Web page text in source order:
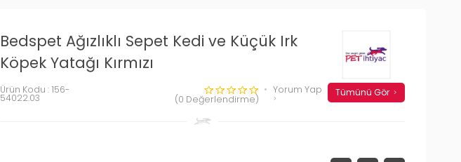
Bedspet Ağızlıklı Sepet Kedi ve Küçük Irk
Köpek Yatağı Kırmızı
Ürün Kodu : 156-
54022.03 (0 Değerlendirme)
Yorum Yap Tümünü Gör